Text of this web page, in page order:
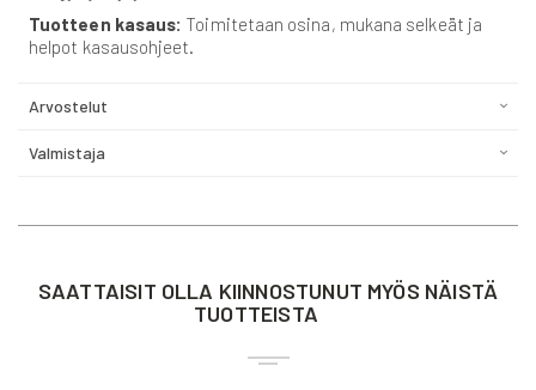
Tuotteen kasaus: Toimitetaan osina, mukana selkeät ja
helpot kasausohjeet.
Arvostelut
Valmistaja
SAATTAISIT OLLA KIINNOSTUNUT MYÖS NÄISTÄ
TUOTTEISTA